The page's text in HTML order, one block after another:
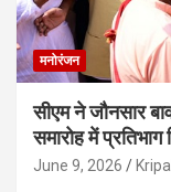
मनोरंजन
सीएम ने जौनसार
समारोह में प्रतिभाग
June 9, 2026